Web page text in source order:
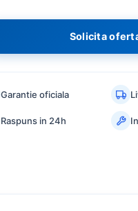
Solicita
Garantie oficiala
Raspuns in 24h